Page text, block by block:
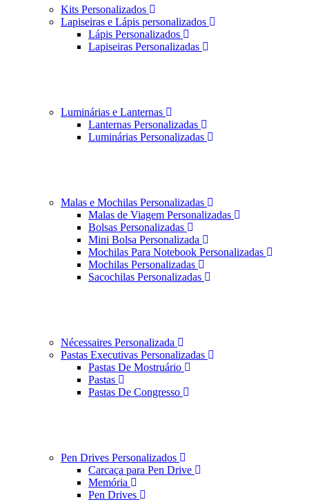
Kits Personalizados
Lapiseiras e Lápis personalizados
Lápis Personalizados
Lapiseiras Personalizadas
Luminárias e Lanternas
Lanternas Personalizadas
Luminárias Personalizadas
Malas e Mochilas Personalizadas
Malas de Viagem Personalizadas
Bolsas Personalizadas
Mini Bolsa Personalizada
Mochilas Para Notebook Personalizadas
Mochilas Personalizadas
Sacochilas Personalizadas
Nécessaires Personalizada
Pastas Executivas Personalizadas
Pastas De Mostruário
Pastas
Pastas De Congresso
Pen Drives Personalizados
Carcaça para Pen Drive
Memória
Pen Drives